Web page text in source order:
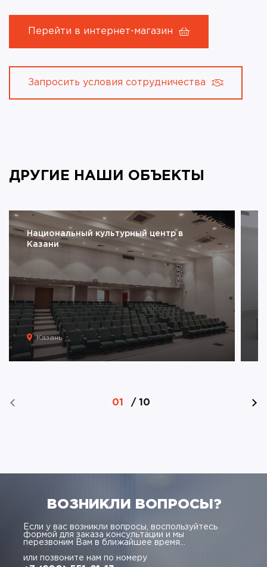
Перейти в интернет-магазин
Запросить условия сотрудничества
ДРУГИЕ НАШИ ОБЪЕКТЫ
Национальный культурный центр в
Казани
Казань
01 / 10
ВОЗНИКЛИ ВОПРОСЫ?
Если у вас возникли вопросы, воспользуйтесь
формой для заказа консультации и мы
перезвоним Вам в ближайшее время...
или позвоните нам по номеру